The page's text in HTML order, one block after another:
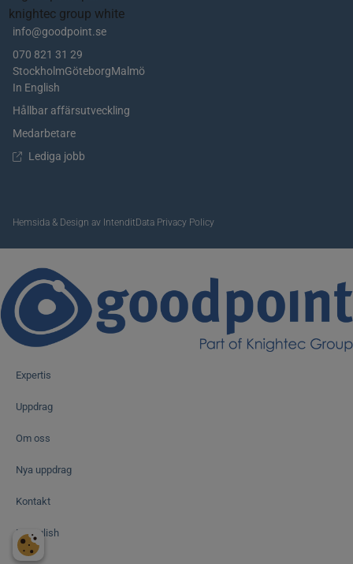
info@goodpoint.se
070 821 31 29
StockholmGöteborgMalmö
In English
Hållbar affärsutveckling
Medarbetare
Lediga jobb
Hemsida & Design av IntenditData Privacy Policy
Expertis
Uppdrag
Om oss
Nya uppdrag
Kontakt
In English